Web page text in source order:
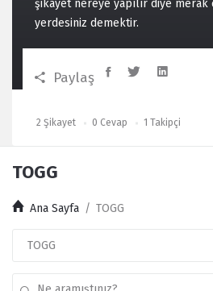
şikayet nereye yapılır diye merak
yerdesiniz demektir.
Paylaş
1 Takipçi
0 Cevap
2 Şikayet
TOGG
Ana Sayfa / TOGG